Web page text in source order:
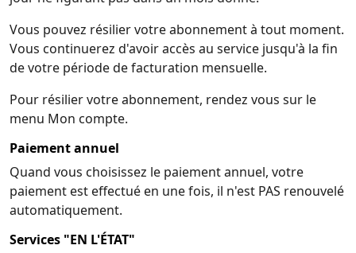
Vous pouvez résilier votre abonnement à tout moment.
Vous continuerez d'avoir accès au service jusqu'à la fin
de votre période de facturation mensuelle.
Pour résilier votre abonnement, rendez vous sur le
menu Mon compte.
Paiement annuel
Quand vous choisissez le paiement annuel, votre
paiement est effectué en une fois, il n'est PAS renouvelé
automatiquement.
Services "EN L'ÉTAT"